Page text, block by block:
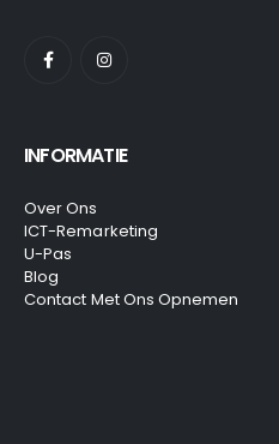
INFORMATIE
Over Ons
ICT-Remarketing
U-Pas
Blog
Contact Met Ons Opnemen